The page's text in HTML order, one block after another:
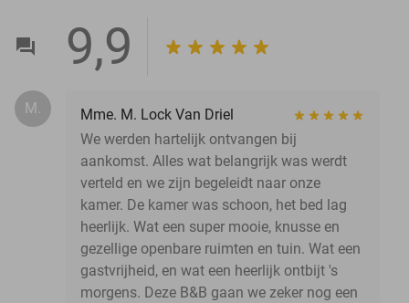
9,9
M.
Mme. M. Lock Van Driel
We werden hartelijk ontvangen bij
aankomst. Alles wat belangrijk was werdt
verteld en we zijn begeleidt naar onze
kamer. De kamer was schoon, het bed lag
heerlijk. Wat een super mooie, knusse en
gezellige openbare ruimten en tuin. Wat een
gastvrijheid, en wat een heerlijk ontbijt 's
morgens. Deze B&B gaan we zeker nog een